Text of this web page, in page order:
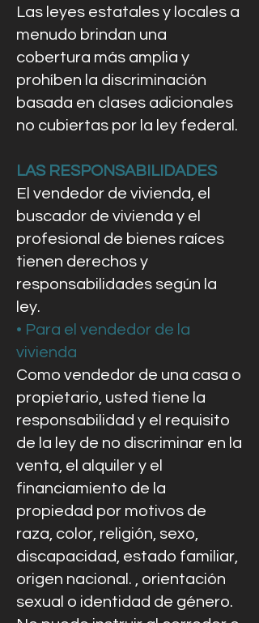
Las leyes estatales y locales a
menudo brindan una
cobertura más amplia y
prohíben la discriminación
basada en clases adicionales
no cubiertas por la ley federal.
LAS RESPONSABILIDADES
El vendedor de vivienda, el
buscador de vivienda y el
profesional de bienes raíces
tienen derechos y
responsabilidades según la
ley.
• Para el vendedor de la
vivienda
Como vendedor de una casa o
propietario, usted tiene la
responsabilidad y el requisito
de la ley de no discriminar en la
venta, el alquiler y el
financiamiento de la
propiedad por motivos de
raza, color, religión, sexo,
discapacidad, estado familiar,
origen nacional. , orientación
sexual o identidad de género.